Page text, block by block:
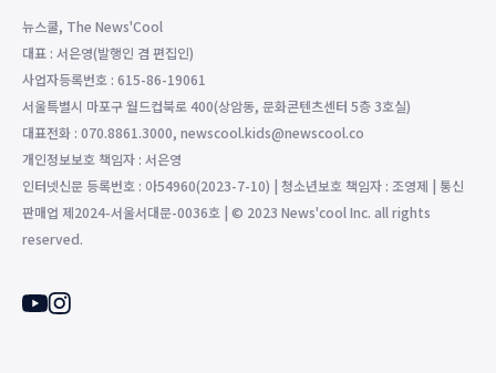
뉴스쿨, The News'Cool
대표 : 서은영(발행인 겸 편집인)
사업자등록번호 : 615-86-19061
서울특별시 마포구 월드컵북로 400(상암동, 문화콘텐츠센터 5층 3호실)
대표전화 : 070.8861.3000, newscool.kids@newscool.co
개인정보보호 책임자 : 서은영
인터넷신문 등록번호 : 아54960(2023-7-10) | 청소년보호 책임자 : 조영제 | 통신
판매업 제2024-서울서대문-0036호 | © 2023 News'cool Inc. all rights
reserved.